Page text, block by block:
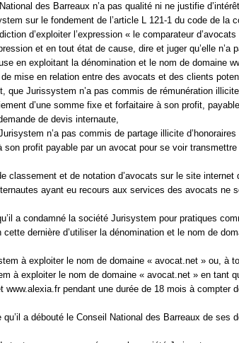
des Barreaux n’a pas qualité ni ne justifie
sur le fondement de l’article L 121-1 du code de la
d’exploiter l’expression « le comparateur d’avocats
et en tout état de cause, dire et juger qu’elle n’a
en exploitant la dénomination et le nom de domaine
mise en relation entre des avocats et des clients
que Jurissystem n’a pas commis de rémunération illicite
d’une somme fixe et forfaitaire à son profit,
de devis internaute,
n’a pas commis de partage illicite
son profit payable par un avocat pour se voir
classement et de notation d’avocats sur le site internet
ayant eu recours aux services des avocats ne
a condamné la société Jurisystem pour pratiques
dernière d’utiliser la dénomination et le nom de
à exploiter le nom de domaine « avocat.net » ou, à
à exploiter le nom de domaine « avocat.net » en tant
pendant une durée de 18 mois à compter
a débouté le Conseil National des Barreaux de ses